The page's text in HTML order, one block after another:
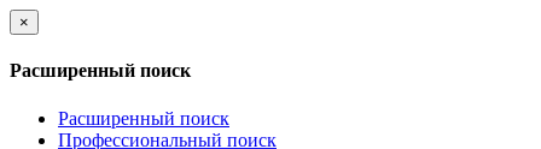
×
Расширенный поиск
Расширенный поиск
Профессиональный поиск